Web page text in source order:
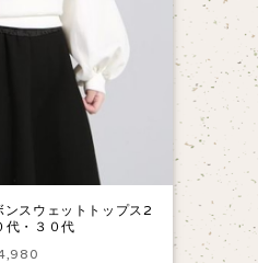
ンスウェットトップス2
・３０代